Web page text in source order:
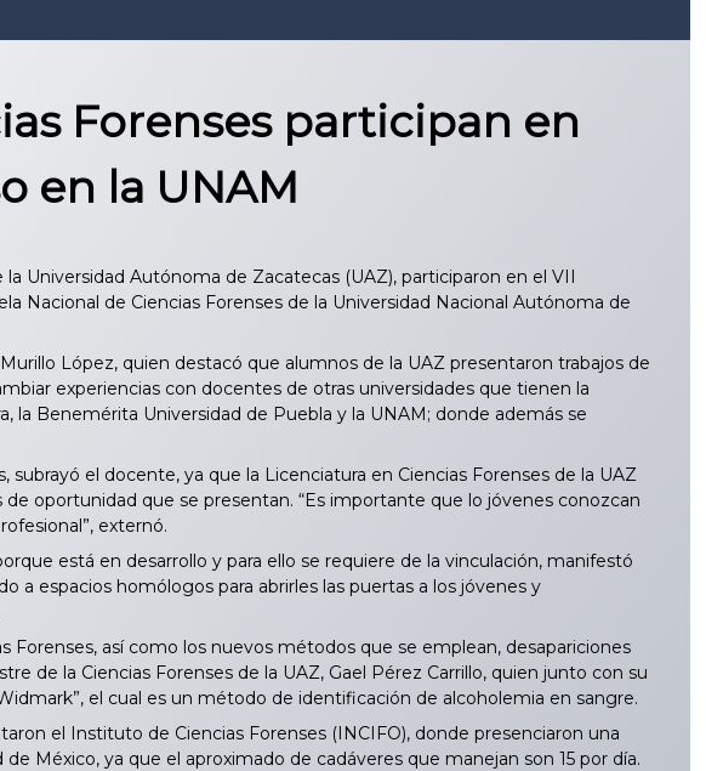
Forenses participan en
en la UNAM
Universidad Autónoma de Zacatecas (UAZ), participaron en el VII
Nacional de Ciencias Forenses de la Universidad Nacional Autónoma de
López, quien destacó que alumnos de la UAZ presentaron trabajos de
experiencias con docentes de otras universidades que tienen la
la Benemérita Universidad de Puebla y la UNAM; donde además se
el docente, ya que la Licenciatura en Ciencias Forenses de la UAZ
oportunidad que se presentan. “Es importante que lo jóvenes conozcan
externó.
está en desarrollo y para ello se requiere de la vinculación, manifestó
a espacios homólogos para abrirles las puertas a los jóvenes y
así como los nuevos métodos que se emplean, desapariciones
de la Ciencias Forenses de la UAZ, Gael Pérez Carrillo, quien junto con su
el cual es un método de identificación de alcoholemia en sangre.
el Instituto de Ciencias Forenses (INCIFO), donde presenciaron una
México, ya que el aproximado de cadáveres que manejan son 15 por día.